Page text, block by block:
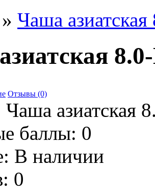
» Чаша
Отзывы (0)
Чаша азиатская
баллы: 0
В наличии
0